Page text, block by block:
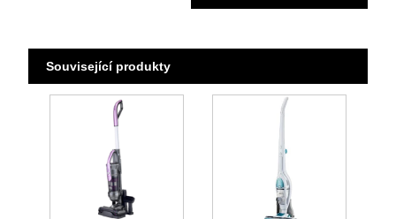
Související produkty